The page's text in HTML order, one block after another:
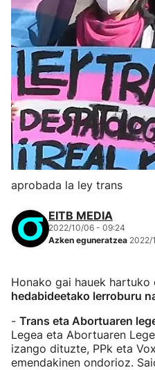
aprobada la ley trans
EITB MEDIA
2022/10/06 - 09:24
Azken eguneratzea 2022/
Honako gai hauek
hedabideetako lerroburu
- Trans eta Abortuaren
Legea eta Abortuaren
izango dituzte, PPk eta
emendakinen ondorioz.